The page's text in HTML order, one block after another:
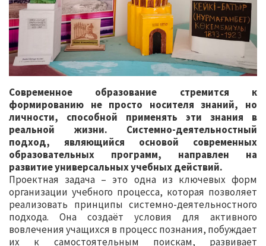
Современное образование стремится к
формированию не просто носителя знаний, но
личности, способной применять эти знания в
реальной жизни. Системно-деятельностный
подход, являющийся основой современных
образовательных программ, направлен на
развитие универсальных учебных действий.
Проектная задача – это одна из ключевых форм
организации учебного процесса, которая позволяет
реализовать принципы системно-деятельностного
подхода. Она создаёт условия для активного
вовлечения учащихся в процесс познания, побуждает
их к самостоятельным поискам, развивает